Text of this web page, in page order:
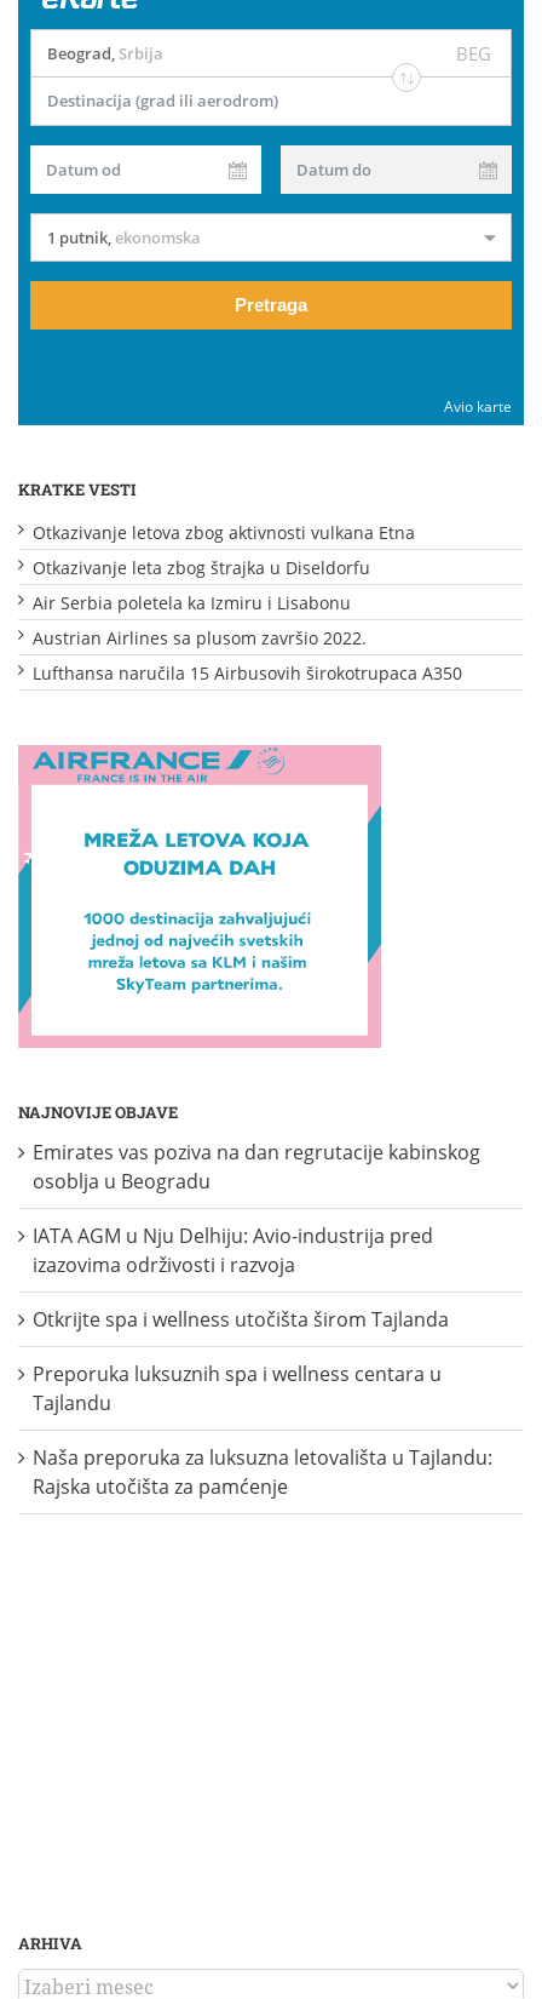
Beograd, Srbija BEG
Destinacija (grad ili aerodrom)
Datum od Datum do
1 putnik,ekonomska
Pretraga
Avio karte
KRATKE VESTI
Otkazivanje letova zbog aktivnosti vulkana Etna
Otkazivanje leta zbog štrajka u Diseldorfu
Air Serbia poletela ka Izmiru i Lisabonu
Austrian Airlines sa plusom završio 2022.
Lufthansa naručila 15 Airbusovih širokotrupaca A350
NAJNOVIJE OBJAVE
Emirates vas poziva na dan regrutacije kabinskog
osoblja u Beogradu
IATA AGM u Nju Delhiju: Avio-industrija pred
izazovima održivosti i razvoja
Otkrijte spa i wellness utočišta širom Tajlanda
Preporuka luksuznih spa i wellness centara u
Tajlandu
Naša preporuka za luksuzna letovališta u Tajlandu:
Rajska utočišta za pamćenje
ARHIVA
ARHIVA